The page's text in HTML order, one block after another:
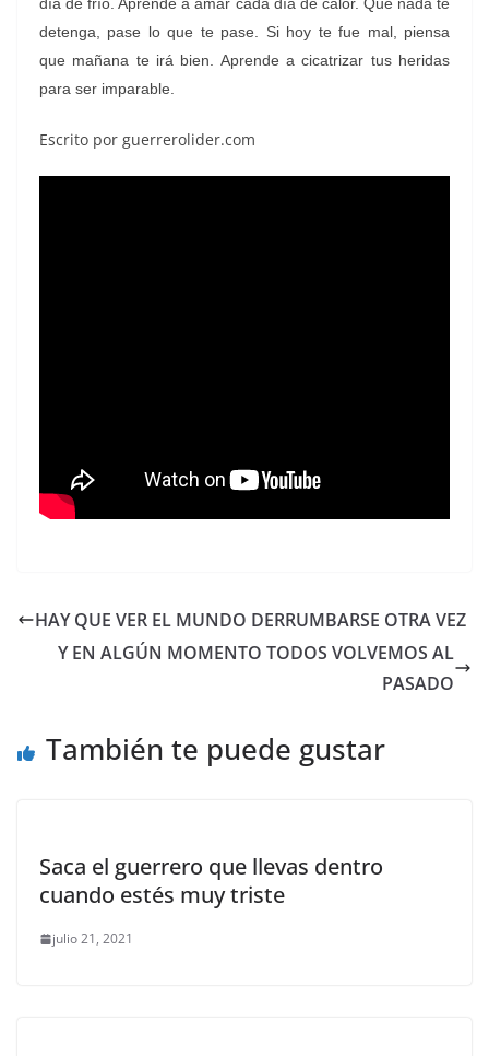
detenga, pase lo que te pase. Si hoy te fue mal, piensa
que mañana te irá bien. Aprende a cicatrizar tus heridas
para ser imparable.
Escrito por guerrerolider.com
HAY QUE VER EL MUNDO DERRUMBARSE OTRA VEZ
Y EN ALGÚN MOMENTO TODOS VOLVEMOS AL
PASADO
También te puede gustar
Saca el guerrero que llevas dentro
cuando estés muy triste
julio 21, 2021